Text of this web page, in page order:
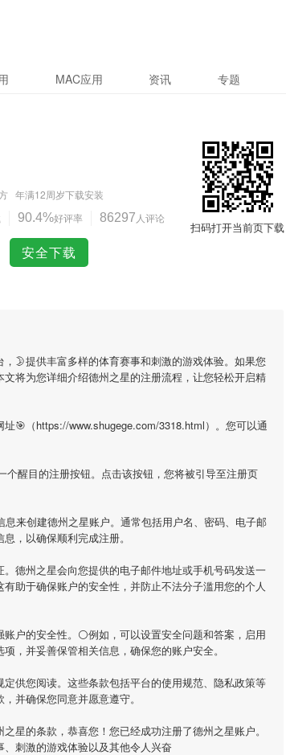
MAC应用 资讯 专题
年满12周岁下载安装
90.4%好评率 86297 人评论
安全下载
扫码打开当前页下载
🌛提供丰富多样的体育赛事和刺激的游戏体验。如果您
文将为您详细介绍德州之星的注册流程，让您轻松开启精
址🎯（https://www.shugege.com/3318.html）。您可以通
醒目的注册按钮。点击该按钮，您将被引导至注册页
息来创建德州之星账户。通常包括用户名、密码、电子邮
，以确保顺利完成注册。
德州之星会向您提供的电子邮件地址或手机号码发送一
助于确保账户的安全性，并防止不法分子滥用您的个人
户的安全性。⚪例如，可以设置安全问题和答案，启用
，并妥善保管相关信息，确保您的账户安全。
定供您阅读。这些条款包括平台的使用规范、隐私政策等
并确保您同意并愿意遵守。
之星的条款，恭喜您！您已经成功注册了德州之星账户。
、刺激的游戏体验以及其他令人兴奋